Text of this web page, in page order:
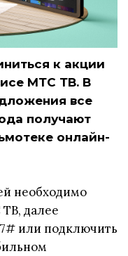
к акции
МТС ТВ. В
все
получают
онлайн-
необходимо
далее
или подключить